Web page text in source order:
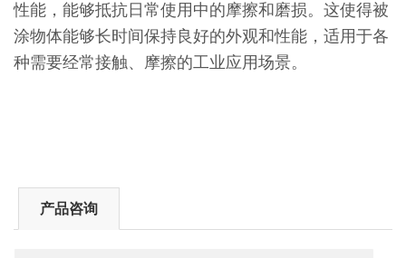
性能，能够抵抗日常使用中的摩擦和磨损。这使得被
涂物体能够长时间保持良好的外观和性能，适用于各
种需要经常接触、摩擦的工业应用场景。
产品咨询